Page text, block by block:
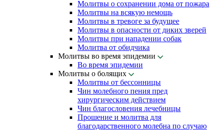
Молитвы о сохранении дома от пожара
Молитвы на всякую немощь
Молитвы в тревоге за будущее
Молитвы в опасности от диких зверей
Молитвы при нападении собак
Молитва от обидчика
Молитвы во время эпидемии
Во время эпидемии
Молитвы о болящих
Молитвы от бессонницы
Чин молебного пения пред
хирургическим действием
Чин благословения лечебницы
Прошение и молитва для
благодарственного молебна по случаю